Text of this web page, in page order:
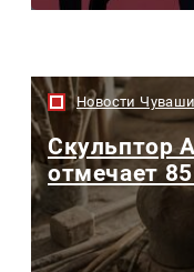
Новости
Скульптор
отмечает